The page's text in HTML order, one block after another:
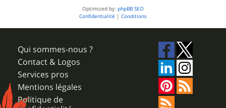
Optimized by: phpBB SEO
Confidentialité | Conditions
Qui sommes-nous ?
Contact & Logos
Services pros
Mentions légales
Politique de